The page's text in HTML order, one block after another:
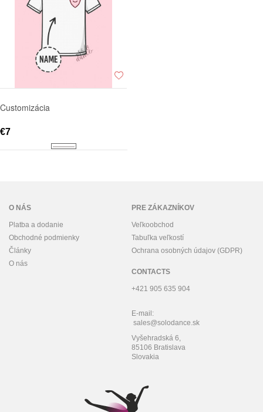
Customizácia
€7
O NÁS
Platba a dodanie
Obchodné podmienky
Články
O nás
PRE ZÁKAZNÍKOV
Veľkoobchod
Tabuľka veľkostí
Ochrana osobných údajov (GDPR)
CONTACTS
+421 905 635 904
E-mail:
sales@solodance.sk
Vyšehradská 6,
85106 Bratislava
Slovakia